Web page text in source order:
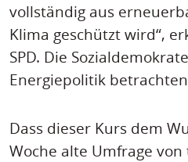
vollständig aus
Klima geschützt wird“,
SPD. Die
Energiepolitik
Dass dieser Kurs dem
Woche alte Umfrage